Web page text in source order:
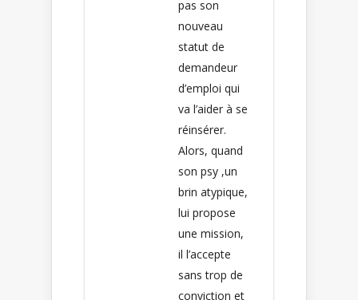
pas son
nouveau
statut de
demandeur
d’emploi qui
va l’aider à se
réinsérer.
Alors, quand
son psy ,un
brin atypique,
lui propose
une mission,
il l’accepte
sans trop de
conviction et